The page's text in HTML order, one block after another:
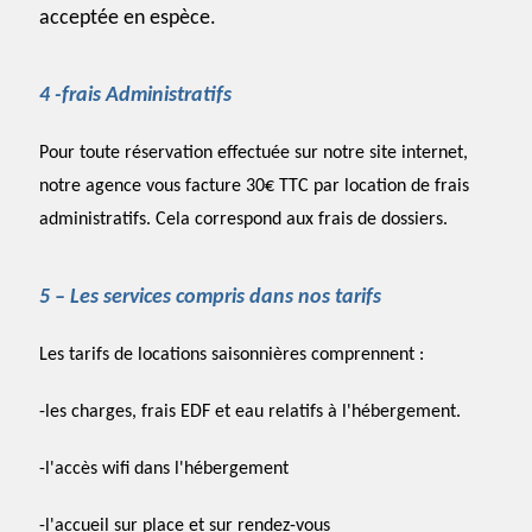
acceptée en espèce.
4 -frais Administratifs
Pour toute réservation effectuée sur notre site internet,
notre agence vous facture 30€ TTC par location de frais
administratifs. Cela correspond aux frais de dossiers.
5 – Les services compris dans nos tarifs
Les tarifs de locations saisonnières comprennent :
-les charges, frais EDF et eau relatifs à l'hébergement.
-l'accès wifi dans l'hébergement
-l'accueil sur place et sur rendez-vous